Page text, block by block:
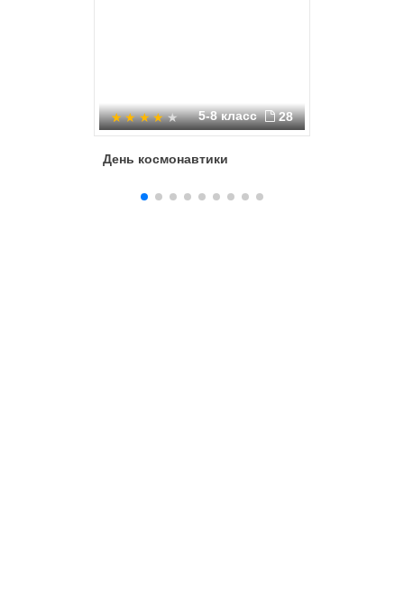
5-8 класс 28
День космонавтики